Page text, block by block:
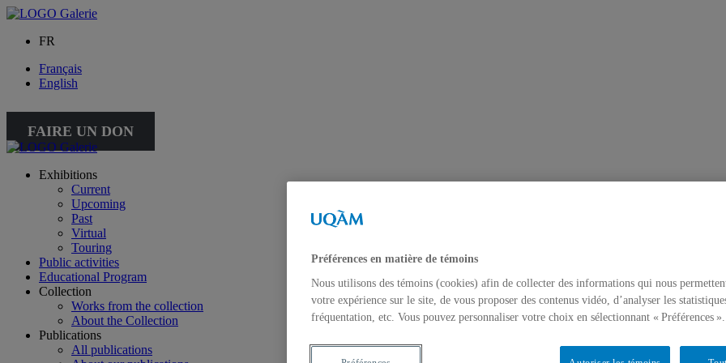
FR
Français
English
FAIRE UN DON
Exhibitions
Current
Upcoming
Past
Virtual
Touring
Public activities
Educational Program
Collection
Works from the collection
About the Collection
Publications
All publications
Préférences en matière de témoins
Nous utilisons des témoins (cookies) afin de collecter des informations qui nous
votre expérience sur le site, de vous proposer des contenus vidéo, d’analyser les
fréquentation, etc. Vous pouvez personnaliser votre choix en sélectionnant « Préférences ».